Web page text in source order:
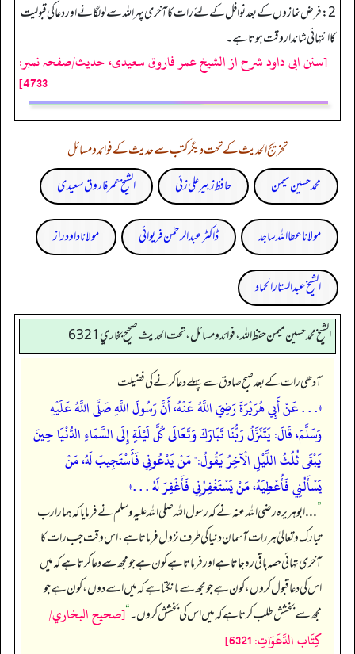
2: فرض نمازوں کے بعد نوافل کے لئے رات کا آخری پہر اللہ سے لو لگانے اور دعا کی قبولیت
کا انتہائی شاندار وقت ہوتا ہے۔
[سنن ابی داود شرح از الشیخ عمر فاروق سعیدی، حدیث/صفحہ نمبر:
4733]
تخریج الحدیث کے تحت دیگر کتب سے حدیث کے فوائد و مسائل
محمد حسین میمن
حافظ زبیر علی زئی الشیخ عمر فاروق سعیدی
مولانا عطا اللہ ساجد ڈاکٹر عبدالرحمٰن فریوائی مولانا داود راز
الشیخ عبدالستار الحماد
الشيخ محمد حسين ميمن حفظ الله، فوائد و مسائل، تحت الحديث صحيح بخاري 6321
آدھی رات کے بعد صبح صادق سے پہلے دعا کرنے کی فضیلت
«. . . عَنْ أَبِي هُرَيْرَةَ رَضِيَ اللَّهُ عَنْهُ، أَنَّ رَسُولَ اللَّهِ صَلَّى اللَّهُ عَلَيْهِ
وَسَلَّمَ، قَالَ: يَتَنَزَّلُ رَبُّنَا تَبَارَكَ وَتَعَالَى كُلَّ لَيْلَةٍ إِلَى السَّمَاءِ الدُّنْيَا حِينَ
يَبْقَى ثُلُثُ اللَّيْلِ الْآخِرُ يَقُولُ:" مَنْ يَدْعُونِي فَأَسْتَجِيبَ لَهُ، مَنْ
يَسْأَلُنِي فَأُعْطِيَهُ، مَنْ يَسْتَغْفِرُنِي فَأَغْفِرَ لَهُ . . .»
”. . . ابوہریرہ رضی اللہ عنہ نے کہ رسول اللہ صلی اللہ علیہ وسلم نے فرمایا کہ ہمارا رب
تبارک و تعالیٰ ہر رات آسمان دنیا کی طرف نزول فرماتا ہے، اس وقت جب رات کا
آخری تہائی حصہ باقی رہ جاتا ہے اور فرماتا ہے کون ہے جو مجھ سے دعا کرتا ہے کہ میں
اس کی دعا قبول کروں، کون ہے جو مجھ سے مانگتا ہے کہ میں اسے دوں، کون ہے جو
مجھ سے بخشش طلب کرتا ہے کہ میں اس کی بخشش کروں۔“[صحيح البخاري/
كِتَاب الدَّعَوَاتِ: 6321]